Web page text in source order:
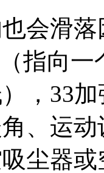
滑落
指向
，33
、运
尘器